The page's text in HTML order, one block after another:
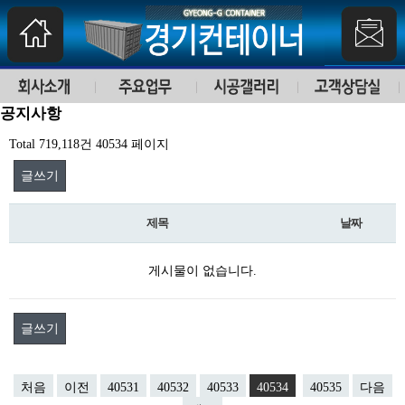
공지사항
Total 719,118건 40534 페이지
글쓰기
제목 날짜
게시물이 없습니다.
글쓰기
처음 이전 40531 40532 40533 40534 40535
다음